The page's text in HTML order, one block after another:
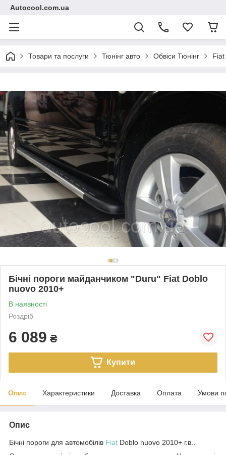
Autocool.com.ua
Товари та послуги Тюнінг авто Обвіси Тюнінг Fiat
Бічні пороги майданчиком "Duru" Fiat Doblo
nuovo 2010+
В наявності
Роздріб
6 089 ₴
Купити
Опис Характеристики Доставка Оплата Умови
Опис
Бічні пороги для автомобілів Fiat Doblo nuovo 2010+ г.в.